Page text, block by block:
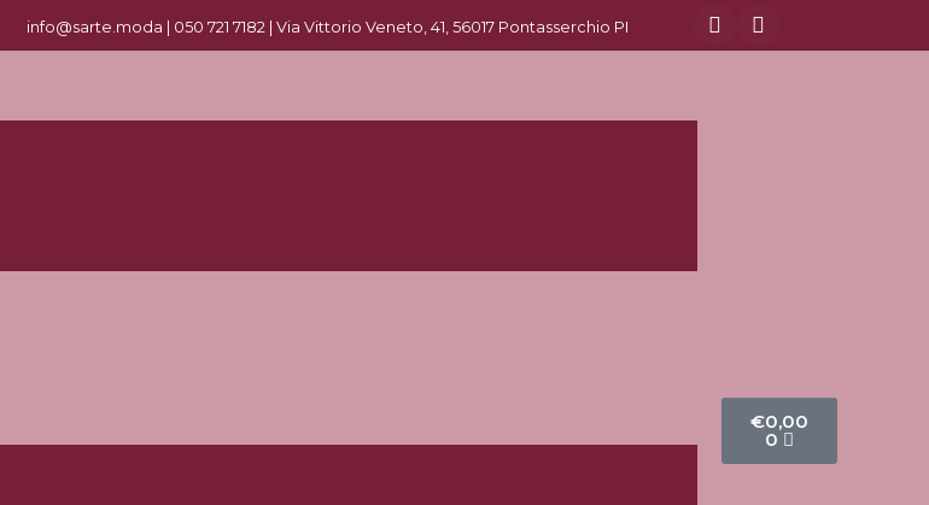
info@sarte.moda | 050 721 7182| Via Vittorio Veneto, 41, 56017 Pontasserchio PI
€0,00
0